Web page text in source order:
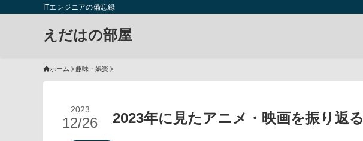
ITエンジニアの備忘録
えだはの部屋
ホーム 趣味・娯楽
2023年に見たアニメ・映画を振り返る
2023
12/26